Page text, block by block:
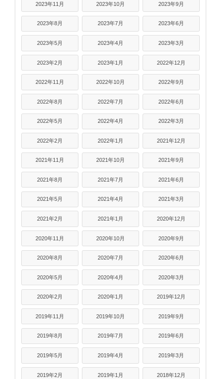
2023年11月 2023年10月 2023年9月
2023年8月 2023年7月 2023年6月
2023年5月 2023年4月 2023年3月
2023年2月 2023年1月 2022年12月
2022年11月 2022年10月 2022年9月
2022年8月 2022年7月 2022年6月
2022年5月 2022年4月 2022年3月
2022年2月 2022年1月 2021年12月
2021年11月 2021年10月 2021年9月
2021年8月 2021年7月 2021年6月
2021年5月 2021年4月 2021年3月
2021年2月 2021年1月 2020年12月
2020年11月 2020年10月 2020年9月
2020年8月 2020年7月 2020年6月
2020年5月 2020年4月 2020年3月
2020年2月 2020年1月 2019年12月
2019年11月 2019年10月 2019年9月
2019年8月 2019年7月 2019年6月
2019年5月 2019年4月 2019年3月
2019年2月 2019年1月 2018年12月